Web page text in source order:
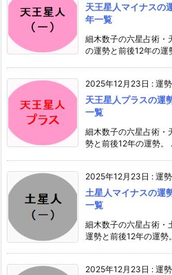
天王星人マイナスの
年一覧
細木数子の六星占術・
の運勢と前後12年の運
2025年12月23日 : 運勢
天王星人プラスの運
一覧
細木数子の六星占術・
勢と前後12年の運勢。
2025年12月23日 : 運勢
土星人マイナスの運
一覧
細木数子の六星占術・
運勢と前後12年の運勢
2025年12月23日 : 運勢